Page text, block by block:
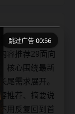
容推荐29面向
核心围绕最新
尾需求展开。
推荐、摘要说
用反复回到首
跳过广告 00:56